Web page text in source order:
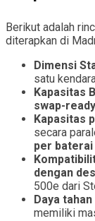
Berikut adalah
diterapkan di
Dimensi
satu
Kapasitas
swap-ready
Kapasitas
secara
per baterai
dengan
500e dari
Daya
memiliki